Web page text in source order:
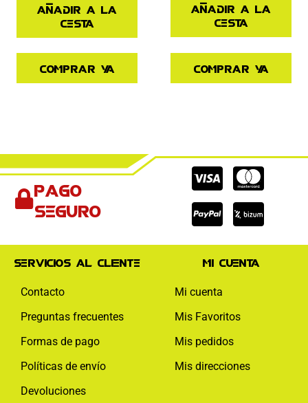
Añadir a la
cesta
Comprar ya
Añadir a la
cesta
Comprar ya
Pago
seguro
Cc-
visa
Cc-
Cc-
paypal
Servicios al cliente
Contacto
Preguntas frecuentes
Formas de pago
Políticas de envío
Devoluciones
Mi cuenta
Mi cuenta
Mis Favoritos
Mis pedidos
Mis direcciones